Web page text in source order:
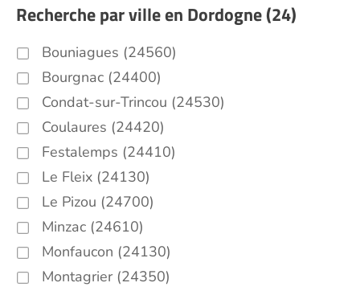
Recherche par ville en Dordogne (24)
Bouniagues (24560)
Bourgnac (24400)
Condat-sur-Trincou (24530)
Coulaures (24420)
Festalemps (24410)
Le Fleix (24130)
Le Pizou (24700)
Minzac (24610)
Monfaucon (24130)
Montagrier (24350)